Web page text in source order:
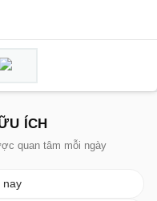
ÍCH
quan tâm mỗi ngày
nay